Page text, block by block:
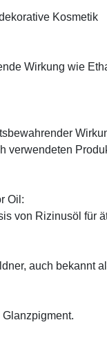
Kosmetik
Wirkung wie
verwendeten
Oil:
von Rizinusöl für
auch bekannt